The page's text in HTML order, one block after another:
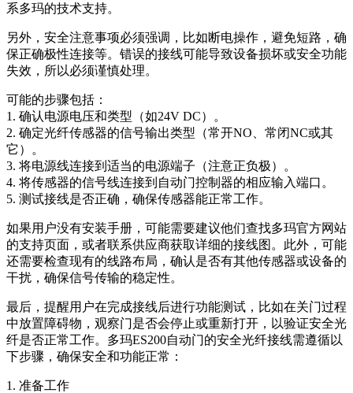
系多玛的技术支持。
另外，安全注意事项必须强调，比如断电操作，避免短路，确
保正确极性连接等。错误的接线可能导致设备损坏或安全功能
失效，所以必须谨慎处理。
可能的步骤包括：
1. 确认电源电压和类型（如24V DC）。
2. 确定光纤传感器的信号输出类型（常开NO、常闭NC或其
它）。
3. 将电源线连接到适当的电源端子（注意正负极）。
4. 将传感器的信号线连接到自动门控制器的相应输入端口。
5. 测试接线是否正确，确保传感器能正常工作。
如果用户没有安装手册，可能需要建议他们查找多玛官方网站
的支持页面，或者联系供应商获取详细的接线图。此外，可能
还需要检查现有的线路布局，确认是否有其他传感器或设备的
干扰，确保信号传输的稳定性。
最后，提醒用户在完成接线后进行功能测试，比如在关门过程
中放置障碍物，观察门是否会停止或重新打开，以验证安全光
纤是否正常工作。多玛ES200自动门的安全光纤接线需遵循以
下步骤，确保安全和功能正常：
1. 准备工作